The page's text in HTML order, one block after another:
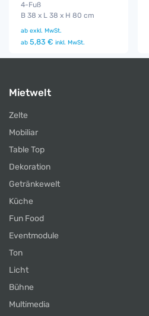
4-Fuß
B 38 x L 38 x H 80 cm
ab exkl. MwSt.
ab 5,83 € inkl. MwSt.
Mietwelt
Zelte
Mobiliar
Table Top
Dekoration
Getränkewelt
Küche
Fun Food
Eventmodule
Ton
Licht
Bühne
Multimedia